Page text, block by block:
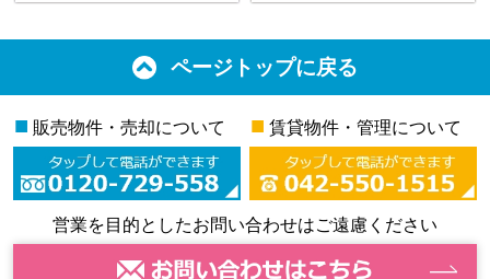
ページトップに戻る
■ 販売物件・売却について ■ 賃貸物件・管理について
営業を目的としたお問い合わせはご遠慮ください